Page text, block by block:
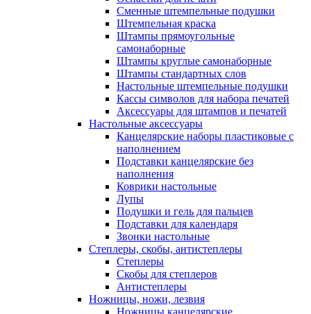
Сменные штемпельные подушки
Штемпельная краска
Штампы прямоугольные
самонаборные
Штампы круглые самонаборные
Штампы стандартных слов
Настольные штемпельные подушки
Кассы символов для набора печатей
Аксессуары для штампов и печатей
Настольные аксессуары
Канцелярские наборы пластиковые с
наполнением
Подставки канцелярские без
наполнения
Коврики настольные
Лупы
Подушки и гель для пальцев
Подставки для календаря
Звонки настольные
Степлеры, скобы, антистеплеры
Степлеры
Скобы для степлеров
Антистеплеры
Ножницы, ножи, лезвия